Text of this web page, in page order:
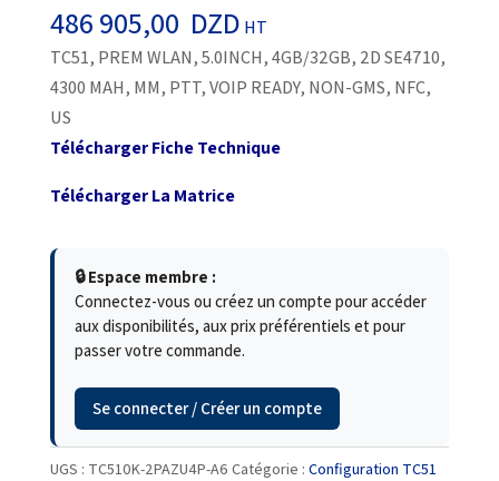
486 905,00 DZD HT
TC51, PREM WLAN, 5.0INCH, 4GB/32GB, 2D SE4710,
4300 MAH, MM, PTT, VOIP READY, NON-GMS, NFC,
US
Télécharger Fiche Technique
Télécharger La Matrice
🔒 Espace membre :
Connectez-vous ou créez un compte pour accéder
aux disponibilités, aux prix préférentiels et pour
passer votre commande.
Se connecter / Créer un compte
UGS : TC510K-2PAZU4P-A6 Catégorie : Configuration TC51